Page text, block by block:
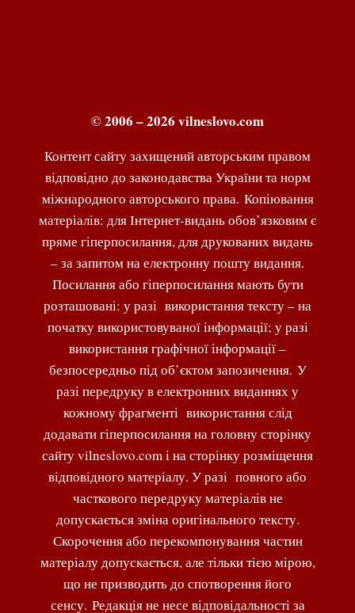
© 2006 – 2026 vilneslovo.com
Контент сайту захищений авторським правом
відповідно до законодавства України та норм
міжнародного авторського права. Копіювання
матеріалів: для Інтернет-видань обов’язковим є
пряме гіперпосилання, для друкованих видань
– за запитом на електронну пошту видання.
Посилання або гіперпосилання мають бути
розташовані: у разі використання тексту – на
початку використовуваної інформації; у разі
використання графічної інформації –
безпосередньо під об’єктом запозичення. У
разі передруку в електронних виданнях у
кожному фрагменті використання слід
додавати гіперпосилання на головну сторінку
сайту vilneslovo.com і на сторінку розміщення
відповідного матеріалу. У разі повного або
часткового передруку матеріалів не
допускається зміна оригінального тексту.
Скорочення або перекомпонування частин
матеріалу допускається, але тільки тією мірою,
що не призводить до спотворення його
сенсу. Редакція не несе відповідальності за